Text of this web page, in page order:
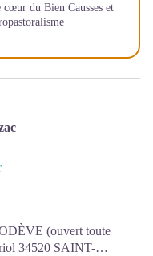
du Bien Causses et
(ouvert toute
34520 SAINT-